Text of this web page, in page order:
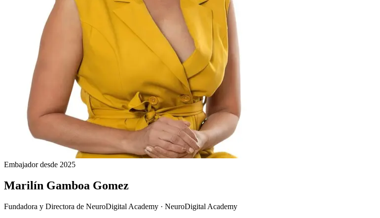
Embajador desde 2025
Marilín Gamboa Gomez
Fundadora y Directora de NeuroDigital Academy · NeuroDigital Academy